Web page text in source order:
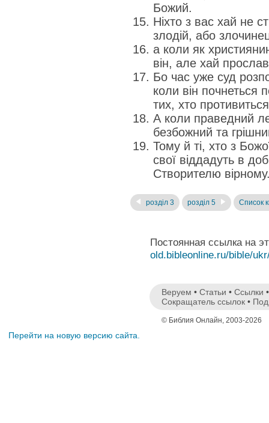
Божий.
Ніхто з вас хай не
злодій, або
а коли як
він, але хай
Бо час уже суд
коли він почнеться
тих, хто
А коли праведний
безбожний та
Тому й ті, хто з
свої віддадуть в
Створителю
розділ 3 розділ 5 Список
Постоянная ссылка на
old.bibleonline.ru/bible/
Веруем • Статьи • Ссылки
Сокращатель ссылок •
© Библия Онлайн, 2003-2026
Перейти на новую версию сайта.